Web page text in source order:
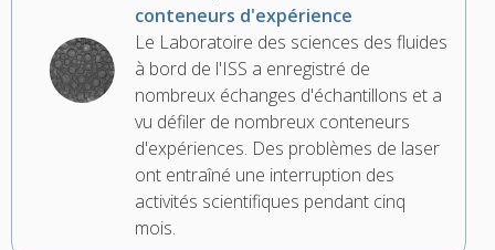
conteneurs d'expérience
Le Laboratoire des sciences des fluides
à bord de l'ISS a enregistré de
nombreux échanges d'échantillons et a
vu défiler de nombreux conteneurs
d'expériences. Des problèmes de laser
ont entraîné une interruption des
activités scientifiques pendant cinq
mois.